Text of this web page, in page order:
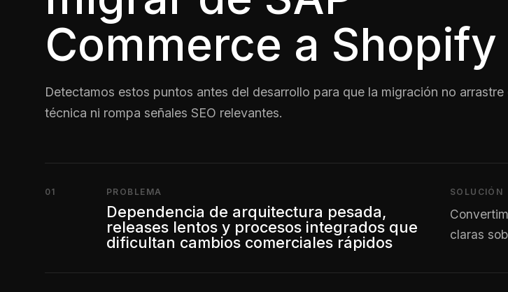
Commerce a Shopify
Detectamos estos puntos antes del desarrollo para que la migración no arrastre
técnica ni rompa señales SEO relevantes.
01 PROBLEMA
Dependencia de arquitectura pesada,
releases lentos y procesos integrados que
dificultan cambios comerciales rápidos
SOLUCIÓN
claras